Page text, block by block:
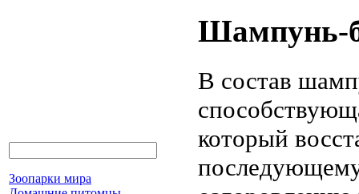
Зоопарки мира
Шампунь-
В состав
который